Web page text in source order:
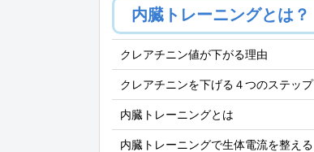
内臓トレーニングとは？
クレアチニン値が下がる理由
クレアチニンを下げる４つのステップ
内臓トレーニングとは
内臓トレーニングで生体電流を整える